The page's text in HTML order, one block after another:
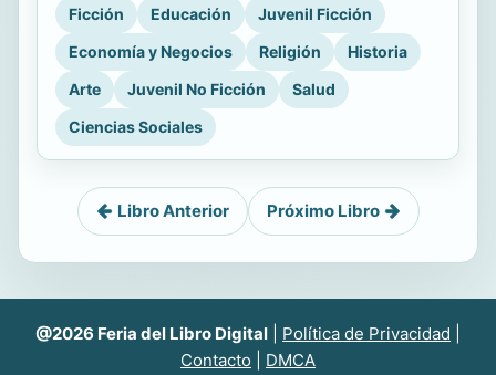
Ficción Educación
Juvenil Ficción
Economía y Negocios
Religión
Historia
Arte
Juvenil No Ficción
Salud
Ciencias Sociales
Libro Anterior Próximo Libro
@2026 Feria del Libro Digital Política de Privacidad
Contacto
DMCA